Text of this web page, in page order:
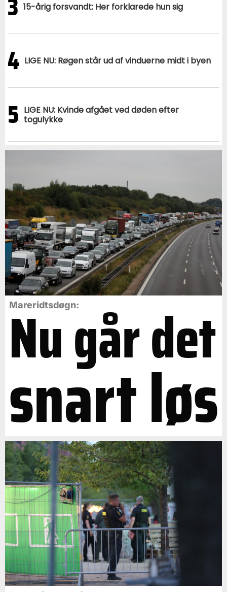
15-årig forsvandt: Her forklarede hun sig
4 LIGE NU: Røgen står ud af vinduerne midt i byen
5 LIGE NU: Kvinde afgået ved døden efter
togulykke
Mareridtsdøgn:
Nu går det
snart løs